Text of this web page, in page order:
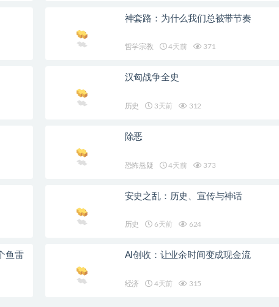
神套路：为什么我们总被带节奏
哲学宗教 4天前 371
汉匈战争全史
历史 3天前 312
除恶
恐怖悬疑 4天前 373
安史之乱：历史、宣传与神话
历史 6天前 624
鱼雷 AI创收：让业余时间变成现金流
经济 4天前 315